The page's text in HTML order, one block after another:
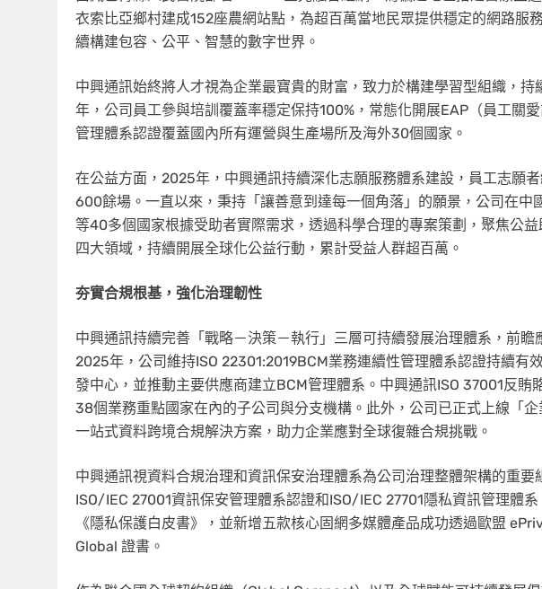
衣索比亞鄉村建成152座農網站點，為超百萬當地民眾提供穩定的網路服
續構建包容、公平、智慧的數字世界。
中興通訊始終將人才視為企業最寶貴的財富，致力於構建學習型組織，
年，公司員工參與培訓覆蓋率穩定保持100%，常態化開展EAP（員工關
管理體系認證覆蓋國內所有運營與生產場所及海外30個國家。
在公益方面，2025年，中興通訊持續深化志願服務體系建設，員工志願
600餘場。一直以來，秉持「讓善意到達每一個角落」的願景，公司在中
等40多個國家根據受助者實際需求，透過科學合理的專案策劃，聚焦公
四大領域，持續開展全球化公益行動，累計受益人群超百萬。
夯實合規根基，強化治理韌性
中興通訊持續完善「戰略－決策－執行」三層可持續發展治理體系，前瞻
2025年，公司維持ISO 22301:2019BCM業務連續性管理體系認證持續有
發中心，並推動主要供應商建立BCM管理體系。中興通訊ISO 37001反賄
38個業務重點國家在內的子公司與分支機構。此外，公司已正式上線「
一站式資料跨境合規解決方案，助力企業應對全球復雜合規挑戰。
中興通訊視資料合規治理和資訊保安治理體系為公司治理整體架構的重
ISO/IEC 27001資訊保安管理體系認證和ISO/IEC 27701隱私資訊管理體
《隱私保護白皮書》，並新增五款核心固網多媒體產品成功透過歐盟
Global 證書。